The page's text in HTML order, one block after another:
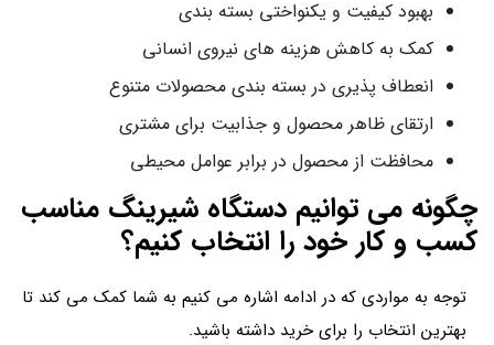
بهبود کیفیت و یکنواختی بسته‌ بندی
کمک به کاهش هزینه‌ های نیروی انسانی
انعطاف‌ پذیری در بسته‌ بندی محصولات متنوع
ارتقای ظاهر محصول و جذابیت برای مشتری
محافظت از محصول در برابر عوامل محیطی
چگونه می توانیم دستگاه شیرینگ مناسب
کسب و کار خود را انتخاب کنیم؟
توجه به مواردی که در ادامه اشاره می کنیم به شما کمک می کند تا
بهترین انتخاب را برای خرید داشته باشید.